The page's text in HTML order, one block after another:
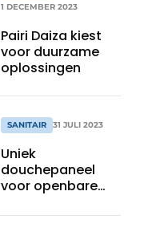
1 DECEMBER 2023
Pairi Daiza kiest
voor duurzame
oplossingen
SANITAIR 31 JULI 2023
Uniek
douchepaneel
voor openbare